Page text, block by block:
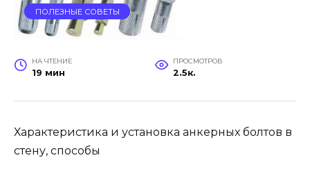
ПОЛЕЗНЫЕ СОВЕТЫ
НА ЧТЕНИЕ
19 мин
ПРОСМОТРОВ
2.5к.
Характеристика и установка анкерных болтов в
стену, способы